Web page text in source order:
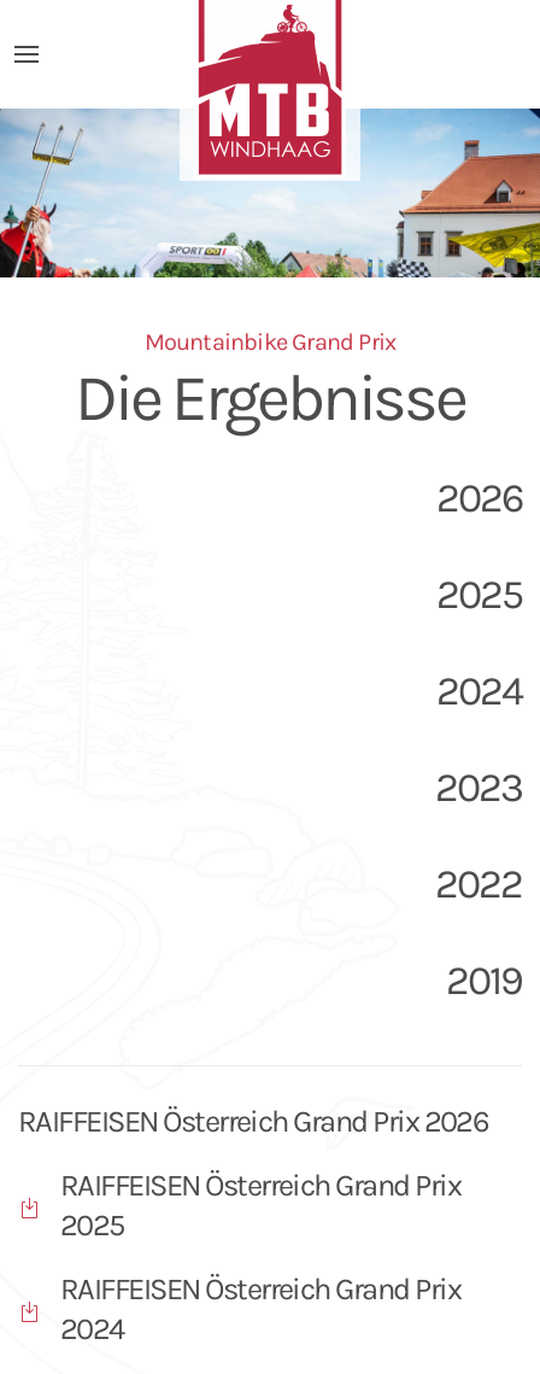
Mountainbike Grand Prix
Die Ergebnisse
2026
2025
2024
2023
2022
2019
RAIFFEISEN Österreich Grand Prix 2026
RAIFFEISEN Österreich Grand Prix
2025
RAIFFEISEN Österreich Grand Prix
2024